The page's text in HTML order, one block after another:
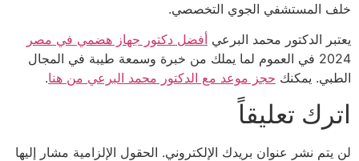
خلف المستشفي الجوي التخصصي.
يعتبر الدكتور محمد البرعي أفضل دكتور جهاز هضمي في مصر
2024 في العموم لما يملك من خبرة وسمعة طيبة في المجال
الطبي. يمكنك حجز موعد مع الدكتور محمد البرعي من هنا.
اترك تعليقاً
لن يتم نشر عنوان بريدك الإلكتروني. الحقول الإلزامية مشار إليها